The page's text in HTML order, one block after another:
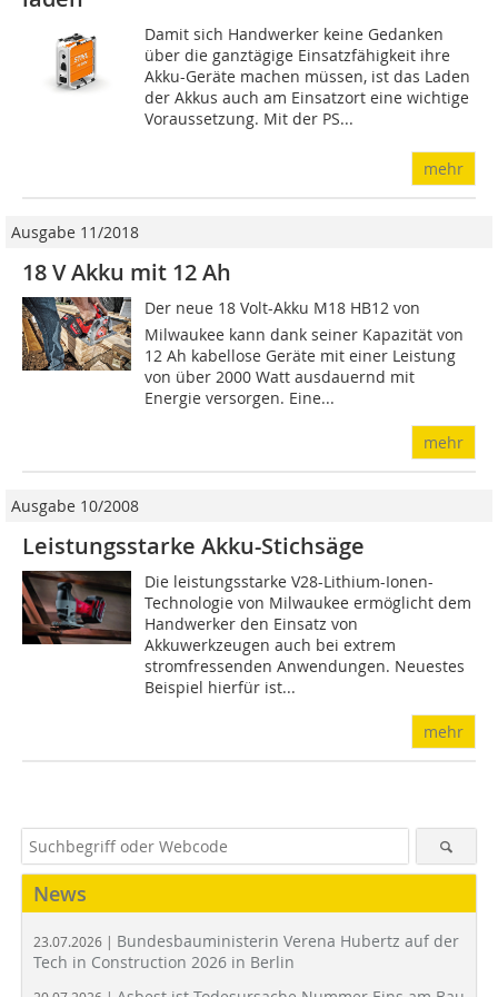
Damit sich Handwerker keine Gedanken
über die ganztägige Einsatzfähigkeit ihre
Akku-Geräte machen müssen, ist das Laden
der Akkus auch am Einsatzort eine wichtige
Voraussetzung. Mit der PS...
mehr
Ausgabe 11/2018
18 V Akku mit 12 Ah
Der neue 18 Volt-Akku M18 HB12 von
Milwaukee kann dank seiner Kapazität von
12 Ah kabellose Geräte mit einer Leistung
von über 2000 Watt ausdauernd mit
Energie versorgen. Eine...
mehr
Ausgabe 10/2008
Leistungsstarke Akku-Stichsäge
Die leistungsstarke V28-Lithium-Ionen-
Technologie von Milwaukee ermöglicht dem
Handwerker den Einsatz von
Akkuwerkzeugen auch bei extrem
stromfressenden Anwendungen. Neuestes
Beispiel hierfür ist...
mehr
News
23.07.2026 | Bundesbauministerin Verena Hubertz auf der
Tech in Construction 2026 in Berlin